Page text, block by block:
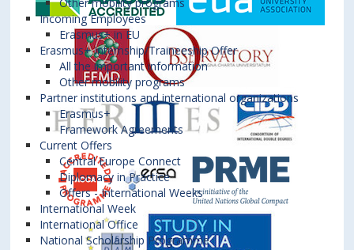
Incoming Employees
Erasmus+ in EU
Erasmus+ Internship/Traineeship Offer
All the important information
Other mobility programs
Partner institutions and international organizations
Erasmus+
Framework Agreements
Current Offers
Central Europe Connect
Diplomacy in Practice
Offers - International Weeks
International Week
International Office
National Scholarship Programme